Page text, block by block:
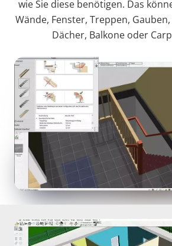
wie Sie diese benötigen. Das
Wände, Fenster, Treppen,
Dächer, Balkone oder